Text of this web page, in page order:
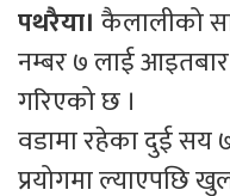
पथरैया। कैलालीको
नम्बर ७ लाई
गरिएको छ ।
वडामा रहेका दुई सय
प्रयोगमा ल्याएपछि